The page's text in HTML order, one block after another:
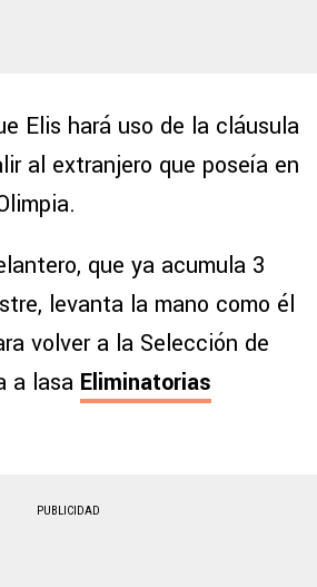
Elis hará uso de la cláusula
al extranjero que poseía en
que ya acumula 3
levanta la mano como él
volver a la Selección de
a lasa Eliminatorias
PUBLICIDAD